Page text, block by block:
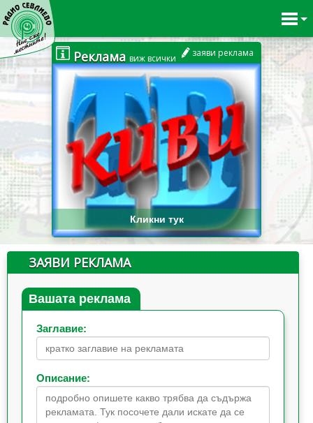
Реклама виж всички заяви реклама
Кликни тук
ЗАЯВИ РЕКЛАМА
Вашата реклама
Заглавие:
Описание: